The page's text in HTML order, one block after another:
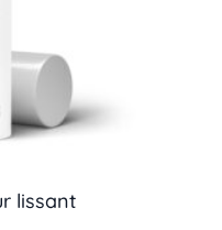
lissant